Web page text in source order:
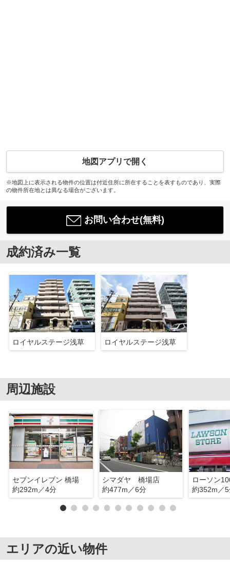
地図アプリで開く
※地図上に表示される物件の位置は付近住所に所在することを表すものであり、実際
の物件所在地とは異なる場合がございます。
お問い合わせ(無料)
成約済み一覧
ロイヤルステージ浅草 ロイヤルステージ浅草
周辺施設
セブンイレブン 橋場
約292m／4分
シマダヤ 橋場店
約477m／6分
約352m／
エリアの近い物件